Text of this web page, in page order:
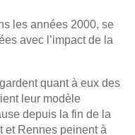
les années 2000, se
avec l’impact de la
quant à eux des
leur modèle
depuis la fin de la
et Rennes peinent à